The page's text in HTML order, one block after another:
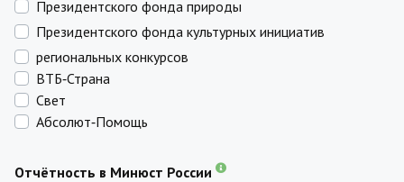
Президентского фонда природы
Президентского фонда культурных инициатив
региональных конкурсов
ВТБ‑Страна
Свет
Абсолют‑Помощь
Отчётность в Минюст России